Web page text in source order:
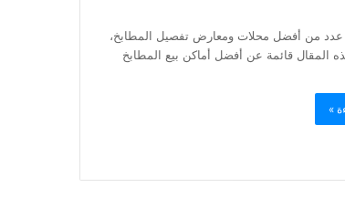
من أفضل محلات ومعارض تفصيل المطابخ،
المقال قائمة عن أفضل أماكن بيع المطابخ
»